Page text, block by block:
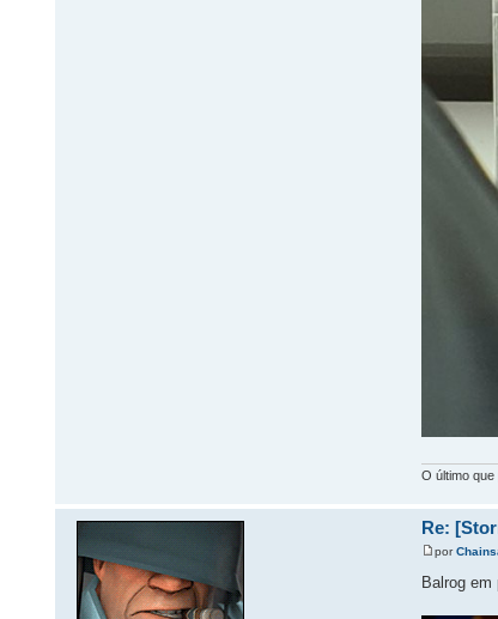
O último que
Re:
por
Balrog em